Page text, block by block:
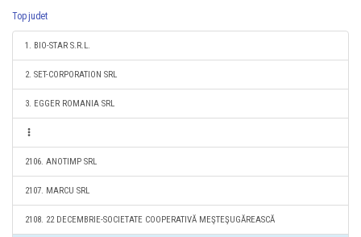
Top judet
1. BIO-STAR S.R.L.
2. SET-CORPORATION SRL
3. EGGER ROMANIA SRL
2106. ANOTIMP SRL
2107. MARCU SRL
2108. 22 DECEMBRIE-SOCIETATE COOPERATIVĂ MEŞTEŞUGĂREASCĂ